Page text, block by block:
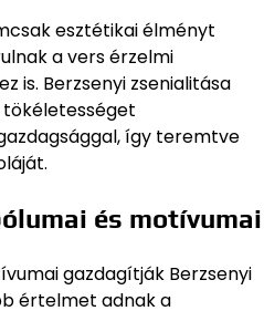
esztétikai élményt
a vers érzelmi
is. Berzsenyi zsenialitása
így teremtve
és motívumai
gazdagítják Berzsenyi
értelmet adnak a